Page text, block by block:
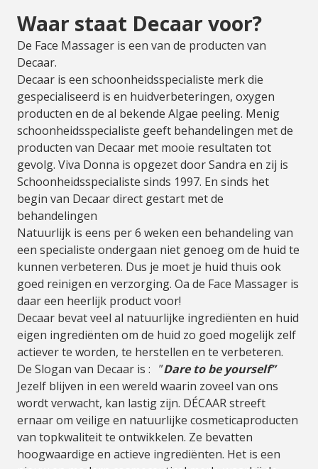
Waar staat Decaar voor?
De Face Massager is een van de producten van
Decaar.
Decaar is een schoonheidsspecialiste merk die
gespecialiseerd is en huidverbeteringen, oxygen
producten en de al bekende Algae peeling. Menig
schoonheidsspecialiste geeft behandelingen met de
producten van Decaar met mooie resultaten tot
gevolg. Viva Donna is opgezet door Sandra en zij is
Schoonheidsspecialiste sinds 1997. En sinds het
begin van Decaar direct gestart met de
behandelingen
Natuurlijk is eens per 6 weken een behandeling van
een specialiste ondergaan niet genoeg om de huid te
kunnen verbeteren. Dus je moet je huid thuis ook
goed reinigen en verzorging. Oa de Face Massager is
daar een heerlijk product voor!
Decaar bevat veel al natuurlijke ingrediënten en huid
eigen ingrediënten om de huid zo goed mogelijk zelf
actiever te worden, te herstellen en te verbeteren.
De Slogan van Decaar is : ”Dare to be yourself”
Jezelf blijven in een wereld waarin zoveel van ons
wordt verwacht, kan lastig zijn. DÉCAAR streeft
ernaar om veilige en natuurlijke cosmeticaproducten
van topkwaliteit te ontwikkelen. Ze bevatten
hoogwaardige en actieve ingrediënten. Het is een